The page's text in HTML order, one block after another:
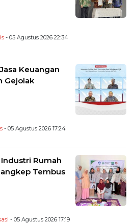
- 05 Agustus 2026 22:34
Keuangan
Gejolak
- 05 Agustus 2026 17:24
Rumah
Tembus
- 05 Agustus 2026 17:19